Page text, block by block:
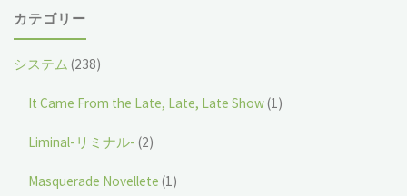
カテゴリー
システム (238)
It Came From the Late, Late, Late Show(1)
Liminal-リミナル- (2)
Masquerade Novellete (1)